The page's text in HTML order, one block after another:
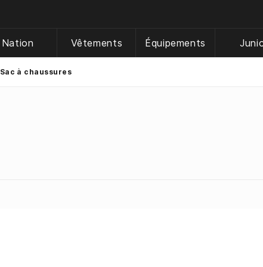
Nation Vêtements Équipements
Sac à chaussures